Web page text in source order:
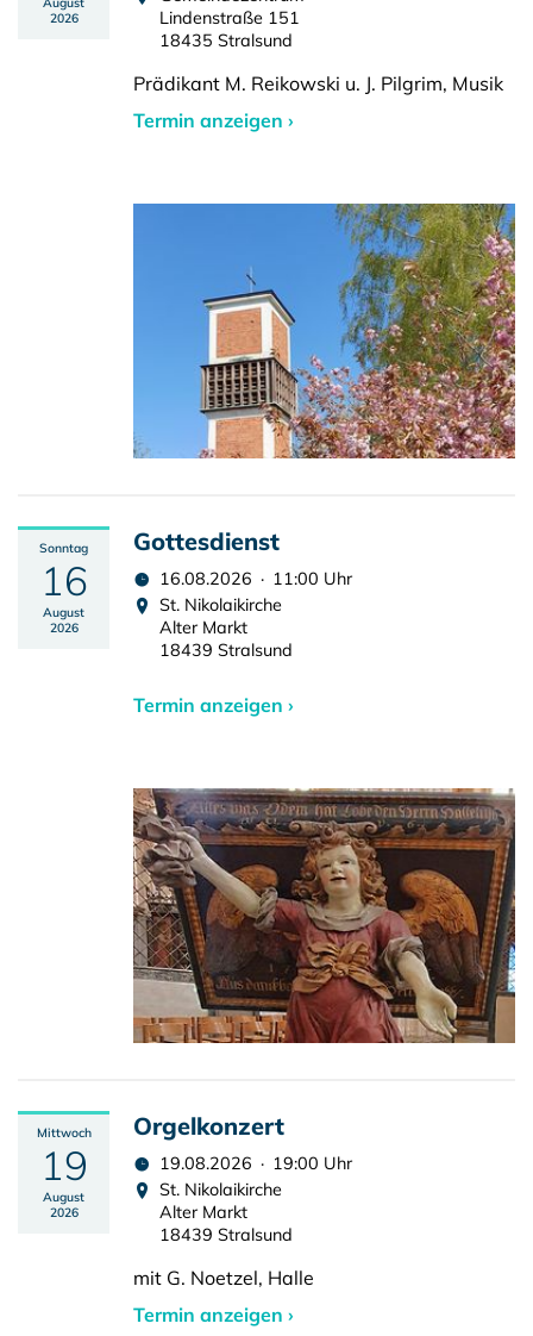
2026
Lindenstraße 151
18435 Stralsund
Prädikant M. Reikowski u. J. Pilgrim, Musik
Termin anzeigen ›
Sonntag
16
August
2026
Gottesdienst
16.08.2026 · 11:00 Uhr
St. Nikolaikirche
Alter Markt
18439 Stralsund
Termin anzeigen ›
Mittwoch
19
August
2026
Orgelkonzert
19.08.2026 · 19:00 Uhr
St. Nikolaikirche
Alter Markt
18439 Stralsund
mit G. Noetzel, Halle
Termin anzeigen ›